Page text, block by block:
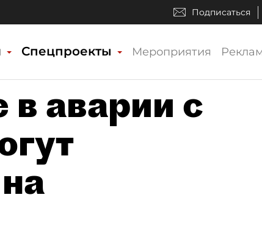
Подписаться
Спецпроекты Мероприятия
аварии с